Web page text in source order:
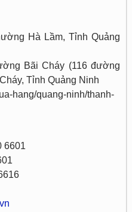
Hà Lầm, Tỉnh Quảng
Bãi Cháy (116 đường
Tỉnh Quảng Ninh
hang/quang-ninh/thanh-
6601